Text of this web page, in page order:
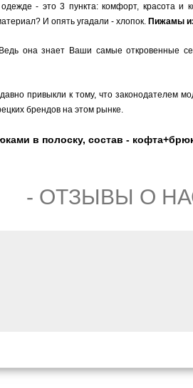
- это 3 пункта: комфорт, красота
И опять угадали - хлопок. Пижамы
она знает Ваши самые откровенные
привыкли к тому, что законодателем
брендов на этом рынке.
в полоску, состав -
- ОТЗЫВЫ О